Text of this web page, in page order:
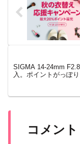
SIGMA 14-24mm
入。ポイントがっぽり
コメント